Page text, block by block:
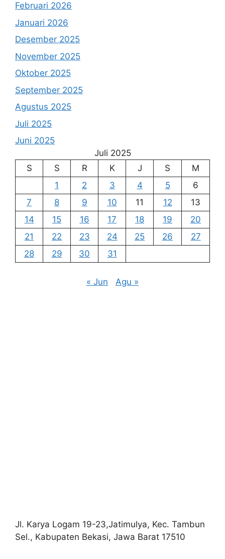
Februari 2026
Januari 2026
Desember 2025
November 2025
Oktober 2025
September 2025
Agustus 2025
Juli 2025
Juni 2025
Juli 2025
S
S R K J S
M
1
2 3 4 5
6
7
8 9 10 11 12
13
14
15 16 17 18 19
20
21
22 23 24 25 26
27
28
29 30 31
« Jun Agu »
Jl. Karya Logam 19-23,Jatimulya, Kec. Tambun
Sel., Kabupaten Bekasi, Jawa Barat 17510